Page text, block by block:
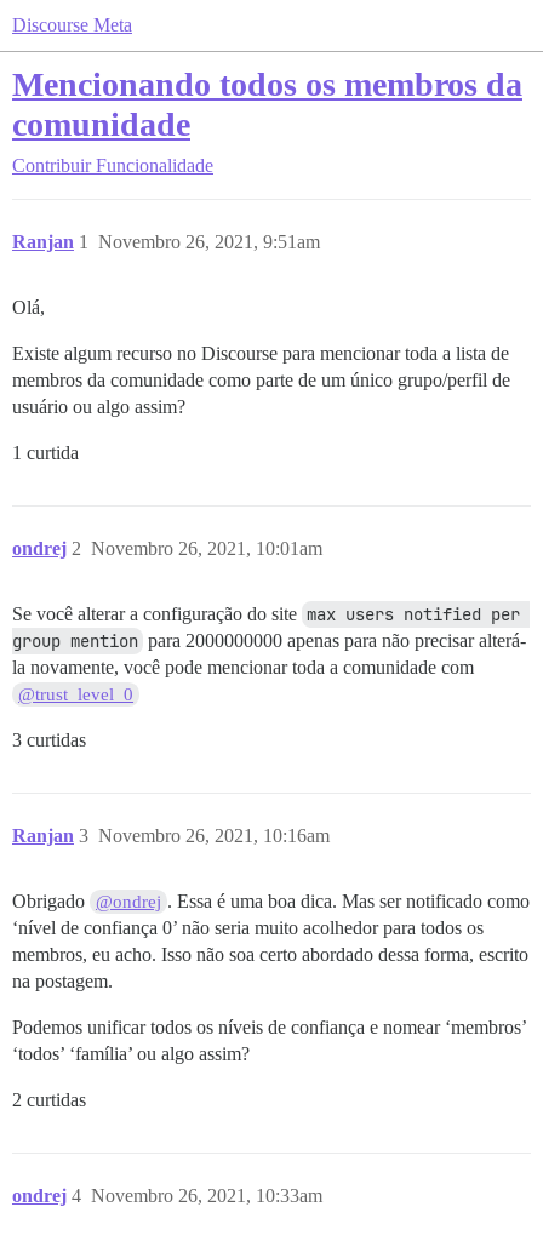
Discourse Meta
Mencionando todos os membros da
comunidade
Contribuir Funcionalidade
Ranjan Novembro 26, 2021, 9:51am
1
Olá,
Existe algum recurso no Discourse para mencionar toda a lista de
membros da comunidade como parte de um único grupo/perfil de
usuário ou algo assim?
1 curtida
ondrej Novembro 26, 2021, 10:01am
2
Se você alterar a configuração do site max users notified per
group mention para 2000000000 apenas para não precisar alterá-
la novamente, você pode mencionar toda a comunidade com
@trust_level_0
3 curtidas
Ranjan Novembro 26, 2021, 10:16am
3
Obrigado @ondrej . Essa é uma boa dica. Mas ser notificado como
‘nível de confiança 0’ não seria muito acolhedor para todos os
membros, eu acho. Isso não soa certo abordado dessa forma, escrito
na postagem.
Podemos unificar todos os níveis de confiança e nomear ‘membros’
‘todos’ ‘família’ ou algo assim?
2 curtidas
ondrej Novembro 26, 2021, 10:33am
4